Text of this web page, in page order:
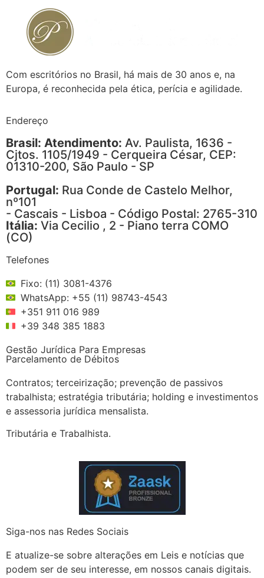
Com escritórios no Brasil, há mais de 30 anos e, na
Europa, é reconhecida pela ética, perícia e agilidade.
Endereço
Brasil: Atendimento: Av. Paulista, 1636 -
Cjtos. 1105/1949 - Cerqueira César, CEP:
01310-200, São Paulo - SP
Portugal: Rua Conde de Castelo Melhor,
nº101
- Cascais - Lisboa - Código Postal: 2765-310
Itália: Via Cecilio , 2 - Piano terra COMO
(CO)
Telefones
Fixo: (11) 3081-4376
WhatsApp: +55 (11) 98743-4543
+351 911 016 989
+39 348 385 1883
Gestão Jurídica Para Empresas
Parcelamento de Débitos
Contratos; terceirização; prevenção de passivos
trabalhista; estratégia tributária; holding e investimentos
e assessoria jurídica mensalista.
Tributária e Trabalhista.
Siga-nos nas Redes Sociais
E atualize-se sobre alterações em Leis e notícias que
podem ser de seu interesse, em nossos canais digitais.